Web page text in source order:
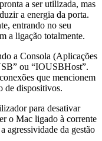
a ser utilizada, mas
a energia da porta.
entrando no seu
a ligação totalmente.
a Consola (Aplicações
ou “IOUSBHost”.
que mencionem
de dispositivos.
para desativar
o Mac ligado à corrente
agressividade da gestão